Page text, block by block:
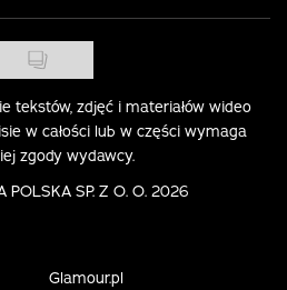
tekstów, zdjęć i materiałów wideo
w całości lub w części wymaga
zgody wydawcy.
POLSKA SP. Z O. O. 2026
Glamour.pl